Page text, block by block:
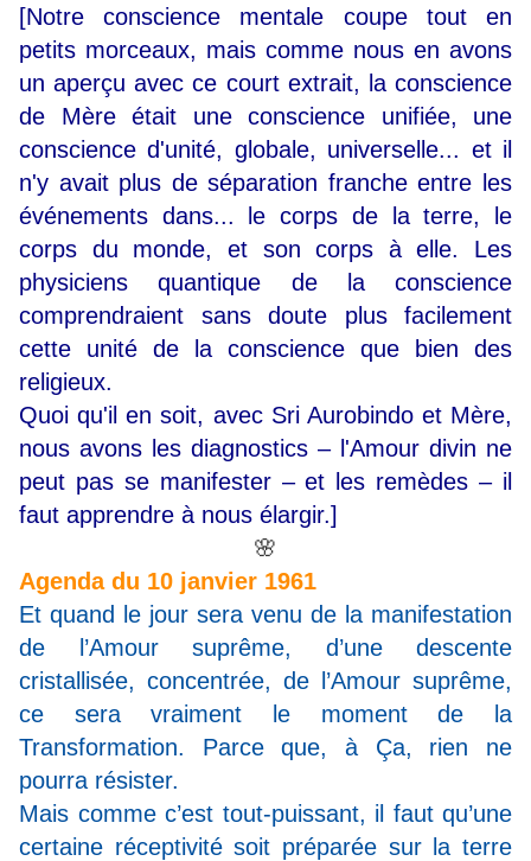
[Notre conscience mentale coupe tout en
petits morceaux, mais comme nous en avons
un aperçu avec ce court extrait, la conscience
de Mère était une conscience unifiée, une
conscience d'unité, globale, universelle... et il
n'y avait plus de séparation franche entre les
événements dans... le corps de la terre, le
corps du monde, et son corps à elle. Les
physiciens quantique de la conscience
comprendraient sans doute plus facilement
cette unité de la conscience que bien des
religieux.
Quoi qu'il en soit, avec Sri Aurobindo et Mère,
nous avons les diagnostics – l'Amour divin ne
peut pas se manifester –et les remèdes– il
faut apprendre à nous élargir.]
🌸
Agenda du 10 janvier 1961
Et quand le jour sera venu de la manifestation
de l’Amour suprême, d’une descente
cristallisée, concentrée, de l’Amour suprême,
ce sera vraiment le moment de la
Transformation. Parce que, à Ça, rien ne
pourra résister.
Mais comme c’est tout-puissant, il faut qu’une
certaine réceptivité soit préparée sur la terre